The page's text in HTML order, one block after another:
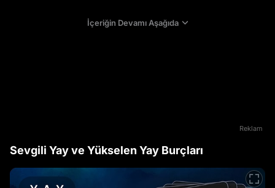
İçeriğin Devamı Aşağıda
Reklam
Sevgili Yay ve Yükselen Yay Burçları